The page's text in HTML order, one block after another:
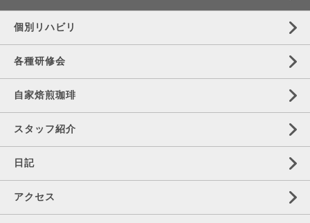
個別リハビリ
各種研修会
自家焙煎珈琲
スタッフ紹介
日記
アクセス